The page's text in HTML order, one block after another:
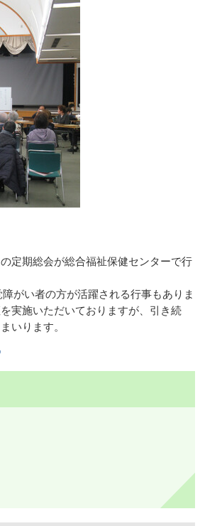
定期総会が総合福祉保健センターで行
がい者の方が活躍される行事もありま
実施いただいておりますが、引き続
いります。